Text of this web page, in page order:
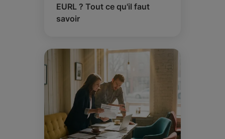
EURL ? Tout ce qu'il faut
savoir